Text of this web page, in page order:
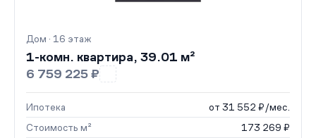
Дом · 16 этаж
1-комн. квартира, 39.01 м²
6 759 225 ₽
Ипотека
от 31 552 ₽/мес.
Стоимость м²
173 269 ₽